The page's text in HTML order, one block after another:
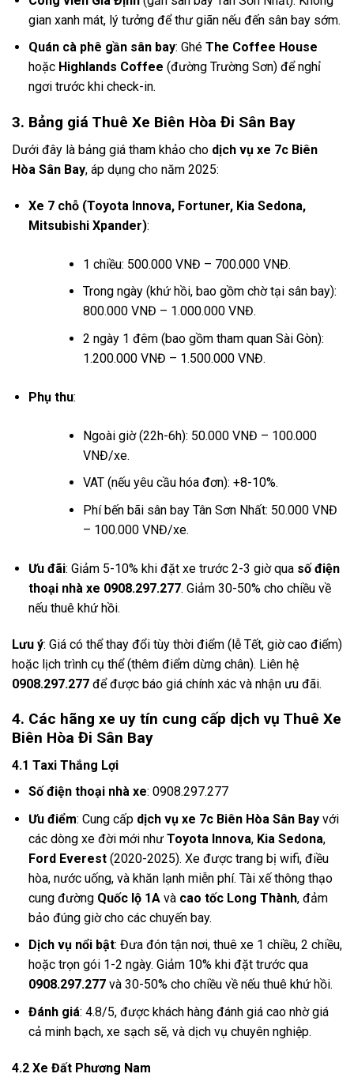
gian xanh mát, lý tưởng để thư giãn nếu đến sân bay sớm.
Quán cà phê gần sân bay: Ghé The Coffee House
hoặc Highlands Coffee (đường Trường Sơn) để nghỉ
ngơi trước khi check-in.
3. Bảng giá Thuê Xe Biên Hòa Đi Sân Bay
Dưới đây là bảng giá tham khảo cho dịch vụ xe 7c Biên
Hòa Sân Bay, áp dụng cho năm 2025:
Xe 7 chỗ (Toyota Innova, Fortuner, Kia Sedona,
Mitsubishi Xpander):
1 chiều: 500.000 VNĐ – 700.000 VNĐ.
Trong ngày (khứ hồi, bao gồm chờ tại sân bay):
800.000 VNĐ – 1.000.000 VNĐ.
2 ngày 1 đêm (bao gồm tham quan Sài Gòn):
1.200.000 VNĐ – 1.500.000 VNĐ.
Phụ thu:
Ngoài giờ (22h-6h): 50.000 VNĐ – 100.000
VNĐ/xe.
VAT (nếu yêu cầu hóa đơn): +8-10%.
Phí bến bãi sân bay Tân Sơn Nhất: 50.000 VNĐ
– 100.000 VNĐ/xe.
Ưu đãi: Giảm 5-10% khi đặt xe trước 2-3 giờ qua số điện
thoại nhà xe 0908.297.277. Giảm 30-50% cho chiều về
nếu thuê khứ hồi.
Lưu ý: Giá có thể thay đổi tùy thời điểm (lễ Tết, giờ cao điểm)
hoặc lịch trình cụ thể (thêm điểm dừng chân). Liên hệ
0908.297.277 để được báo giá chính xác và nhận ưu đãi.
4. Các hãng xe uy tín cung cấp dịch vụ Thuê Xe
Biên Hòa Đi Sân Bay
4.1 Taxi Thắng Lợi
Số điện thoại nhà xe: 0908.297.277
Ưu điểm: Cung cấp dịch vụ xe 7c Biên Hòa Sân Bayvới
các dòng xe đời mới như Toyota Innova, Kia Sedona,
Ford Everest(2020-2025). Xe được trang bị wifi, điều
hòa, nước uống, và khăn lạnh miễn phí. Tài xế thông thạo
cung đường Quốc lộ 1Avà cao tốc Long Thành, đảm
bảo đúng giờ cho các chuyến bay.
Dịch vụ nổi bật: Đưa đón tận nơi, thuê xe 1 chiều, 2 chiều,
hoặc trọn gói 1-2 ngày. Giảm 10% khi đặt trước qua
0908.297.277và 30-50% cho chiều về nếu thuê khứ hồi.
Đánh giá: 4.8/5, được khách hàng đánh giá cao nhờ giá
cả minh bạch, xe sạch sẽ, và dịch vụ chuyên nghiệp.
4.2 Xe Đất Phương Nam